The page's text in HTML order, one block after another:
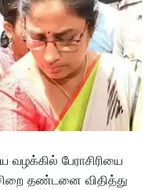
பேராசிரியை
தண்டனை விதித்து